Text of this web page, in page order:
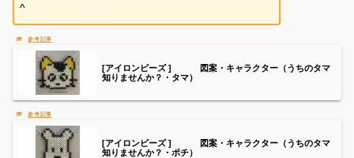
^
[アイロンビーズ ] 図案・キャラクター（うちのタマ
知りませんか？・タマ）
[アイロンビーズ ] 図案・キャラクター（うちのタマ
知りませんか？・ポチ）